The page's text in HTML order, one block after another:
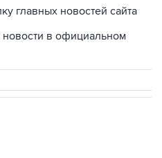
главных новостей сайта
в официальном